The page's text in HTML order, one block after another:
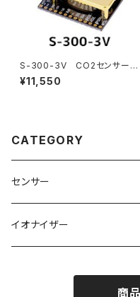
S-300-3V CO2センサーモ
ジュール
¥11,550
CATEGORY
センサー
CO2センサー
イオナイザー
商